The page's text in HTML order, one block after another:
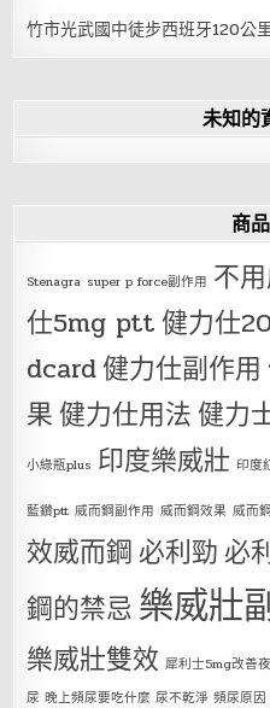
竹市光武國中徒步西班牙120公
未知的
商
Stenagra super p force副作用 不
仕5mg ptt健力仕
dcard健力仕副作用
果健力仕用法健力
小綠瓶plus 印度樂威壯 印度
藍鑽ptt 威而鋼副作用 威而鋼效果 威而
效威而鋼 必利勁 必
鋼的禁忌 樂威壯
樂威壯雙效 犀利士5mg改善
尿 晚上頻尿要吃什麼 尿不乾淨 頻尿原